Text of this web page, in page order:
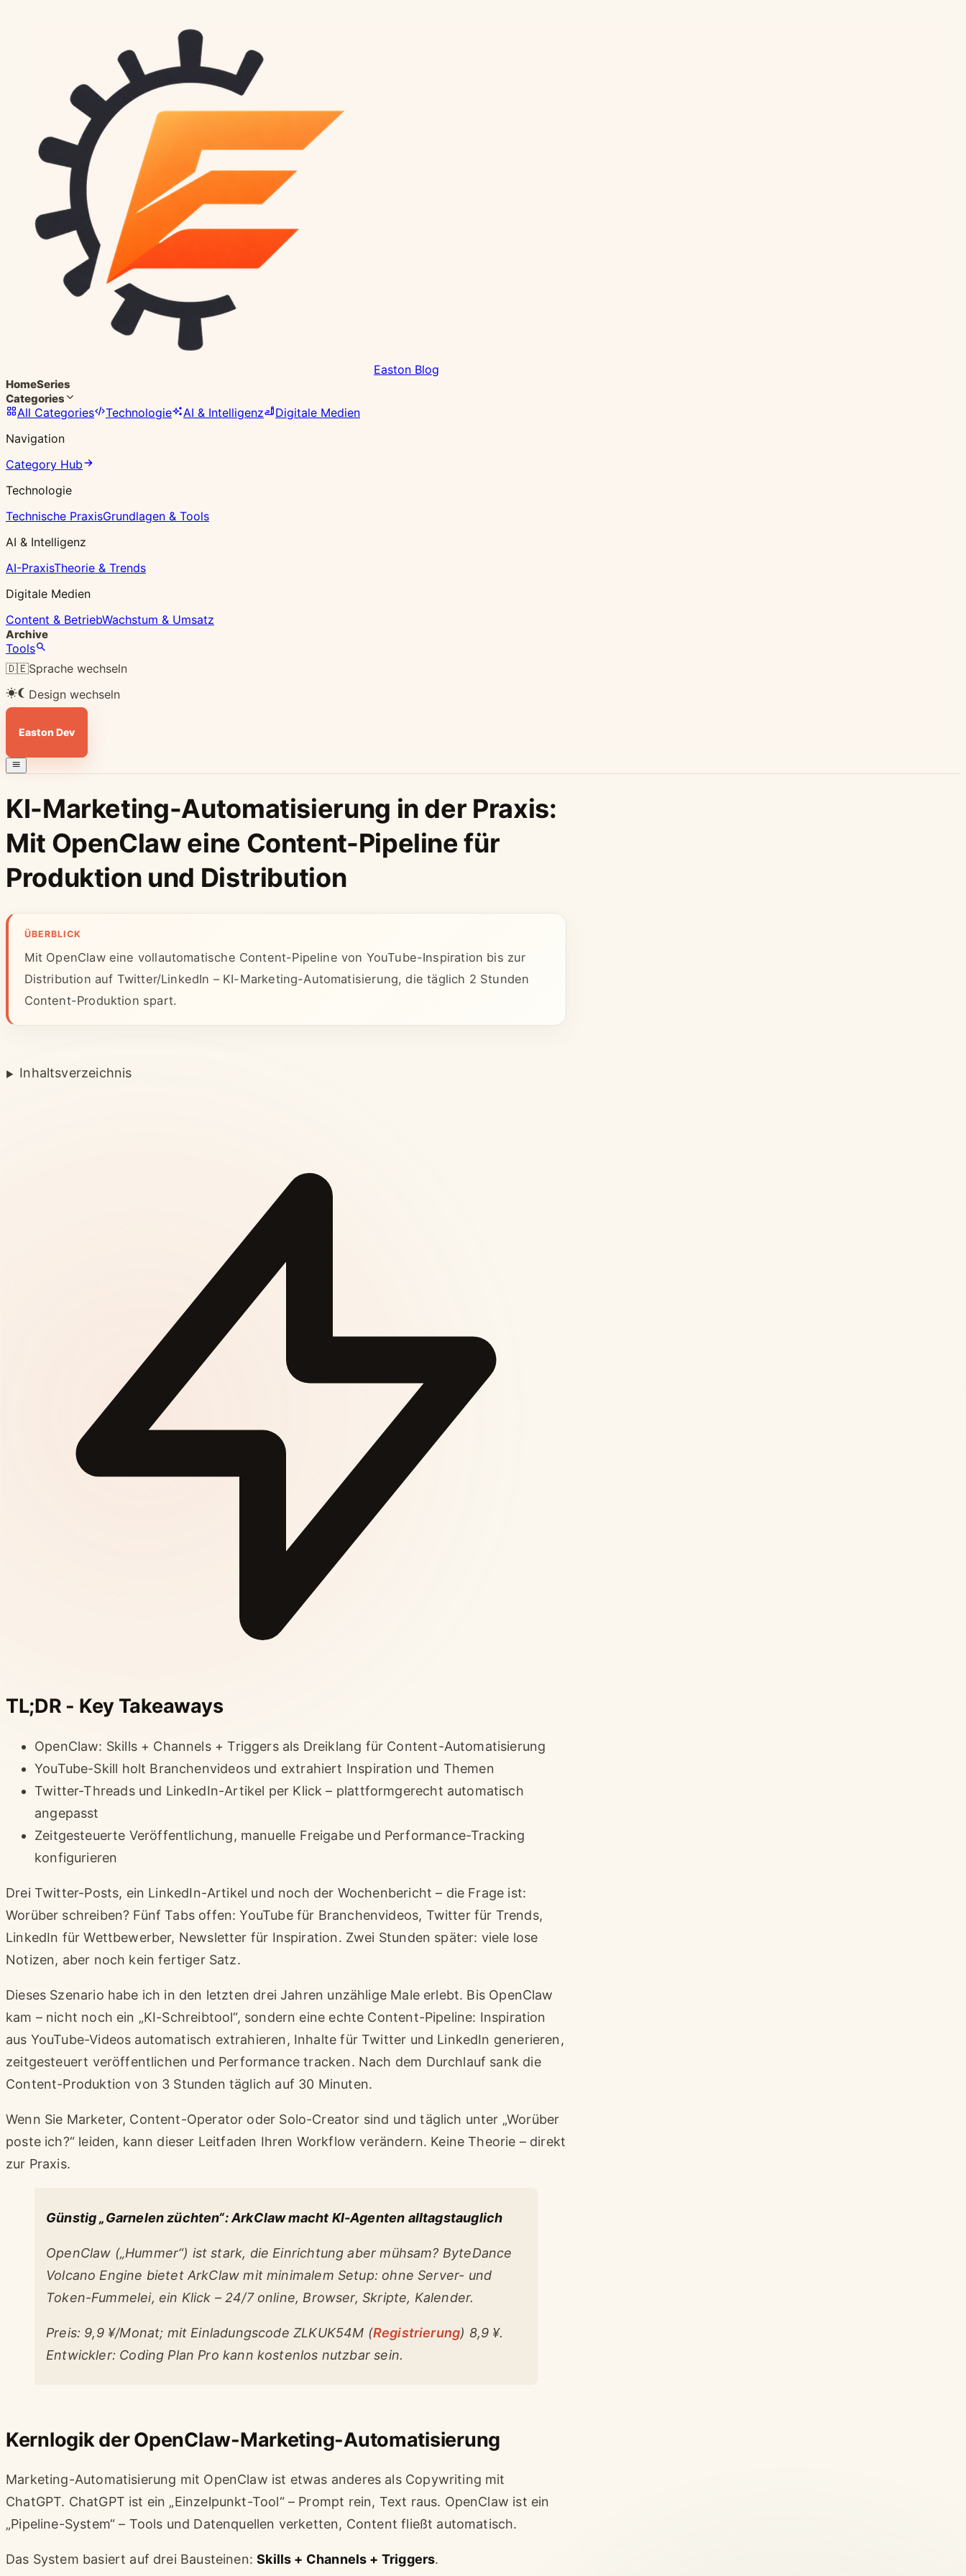
Easton Blog
HomeSeries
Categories
All Categories Technologie AI & Intelligenz
Digitale Medien
Navigation
Category Hub
Technologie
Technische PraxisGrundlagen & Tools
AI & Intelligenz
AI-PraxisTheorie & Trends
Digitale Medien
Content & BetriebWachstum & Umsatz
Archive
Tools
🇩🇪Sprache wechseln
Design wechseln
Easton Dev
KI-Marketing-Automatisierung in der Praxis:
Mit OpenClaw eine Content-Pipeline für
Produktion und Distribution
ÜBERBLICK
Mit OpenClaw eine vollautomatische Content-Pipeline von YouTube-Inspiration bis zur
Distribution auf Twitter/LinkedIn – KI-Marketing-Automatisierung, die täglich 2 Stunden
Content-Produktion spart.
Inhaltsverzeichnis
TL;DR - Key Takeaways
OpenClaw: Skills + Channels + Triggers als Dreiklang für Content-Automatisierung
YouTube-Skill holt Branchenvideos und extrahiert Inspiration und Themen
Twitter-Threads und LinkedIn-Artikel per Klick – plattformgerecht automatisch
angepasst
Zeitgesteuerte Veröffentlichung, manuelle Freigabe und Performance-Tracking
konfigurieren
Drei Twitter-Posts, ein LinkedIn-Artikel und noch der Wochenbericht – die Frage ist:
Worüber schreiben? Fünf Tabs offen: YouTube für Branchenvideos, Twitter für Trends,
LinkedIn für Wettbewerber, Newsletter für Inspiration. Zwei Stunden später: viele lose
Notizen, aber noch kein fertiger Satz.
Dieses Szenario habe ich in den letzten drei Jahren unzählige Male erlebt. Bis OpenClaw
kam – nicht noch ein „KI-Schreibtool“, sondern eine echte Content-Pipeline: Inspiration
aus YouTube-Videos automatisch extrahieren, Inhalte für Twitter und LinkedIn generieren,
zeitgesteuert veröffentlichen und Performance tracken. Nach dem Durchlauf sank die
Content-Produktion von 3 Stunden täglich auf 30 Minuten.
Wenn Sie Marketer, Content-Operator oder Solo-Creator sind und täglich unter „Worüber
poste ich?“ leiden, kann dieser Leitfaden Ihren Workflow verändern. Keine Theorie – direkt
zur Praxis.
Günstig „Garnelen züchten“: ArkClaw macht KI-Agenten alltagstauglich
OpenClaw („Hummer“) ist stark, die Einrichtung aber mühsam? ByteDance
Volcano Engine bietet ArkClaw mit minimalem Setup: ohne Server- und
Token-Fummelei, ein Klick – 24/7 online, Browser, Skripte, Kalender.
Preis: 9,9 ¥/Monat; mit Einladungscode ZLKUK54M (Registrierung) 8,9 ¥.
Entwickler: Coding Plan Pro kann kostenlos nutzbar sein.
Kernlogik der OpenClaw-Marketing-Automatisierung
Marketing-Automatisierung mit OpenClaw ist etwas anderes als Copywriting mit
ChatGPT. ChatGPT ist ein „Einzelpunkt-Tool“ – Prompt rein, Text raus. OpenClaw ist ein
„Pipeline-System“ – Tools und Datenquellen verketten, Content fließt automatisch.
Das System basiert auf drei Bausteinen:Skills + Channels + Triggers.